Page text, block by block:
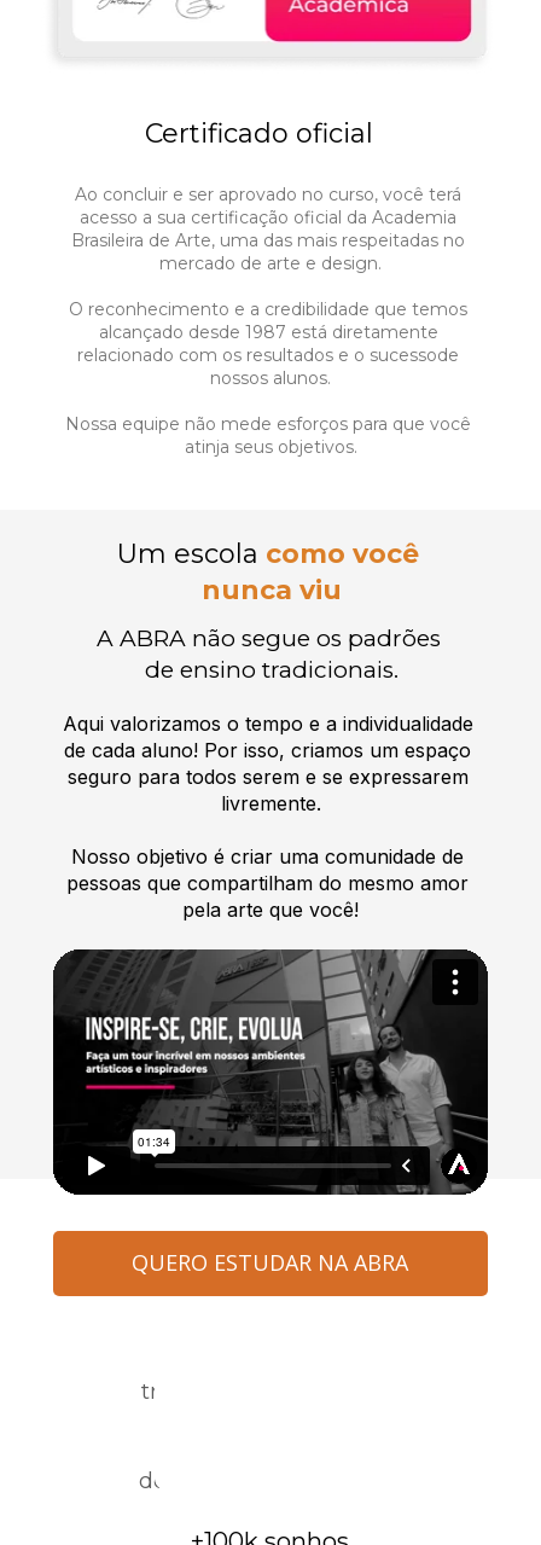
Certificado oficial
Ao concluir e ser aprovado no curso, você terá
acesso a sua certificação oficial da Academia
Brasileira de Arte, uma das mais respeitadas no
mercado de arte e design.
O reconhecimento e a credibilidade que temos
alcançado desde 1987 está diretamente
relacionado com os resultados e o sucessode
nossos alunos.
Nossa equipe não mede esforços para que você
atinja seus objetivos.
Um escola como você
nunca viu
A ABRA não segue os padrões
de ensino tradicionais.
Aqui valorizamos o tempo e a individualidade
de cada aluno! Por isso, criamos um espaço
seguro para todos serem e se expressarem
livremente.
Nosso objetivo é criar uma comunidade de
pessoas que compartilham do mesmo amor
pela arte que você!
transformando pessoas
de satisfação dos alunos
QUERO ESTUDAR NA ABRA